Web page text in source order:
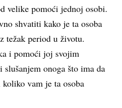
velike pomoći jednoj osobi.
shvatiti kako je ta osoba
težak period u životu.
i pomoći joj svojim
slušanjem onoga što ima da
vam je ta osoba